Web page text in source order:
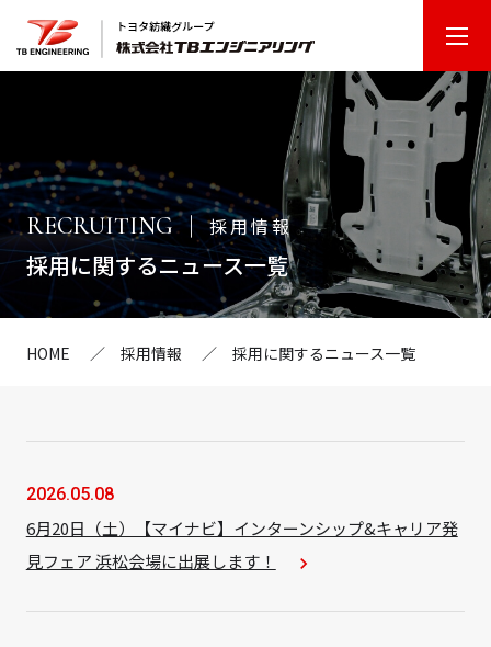
ジ
ニ
ア
リ
ン
RECRUITING 採用情報
採用に関するニュース一覧
HOME 採用情報 採用に関するニュース一覧
2026.05.08
6月20日（土）【マイナビ】インターンシップ&キャリア発
見フェア 浜松会場に出展します！
navigate_next